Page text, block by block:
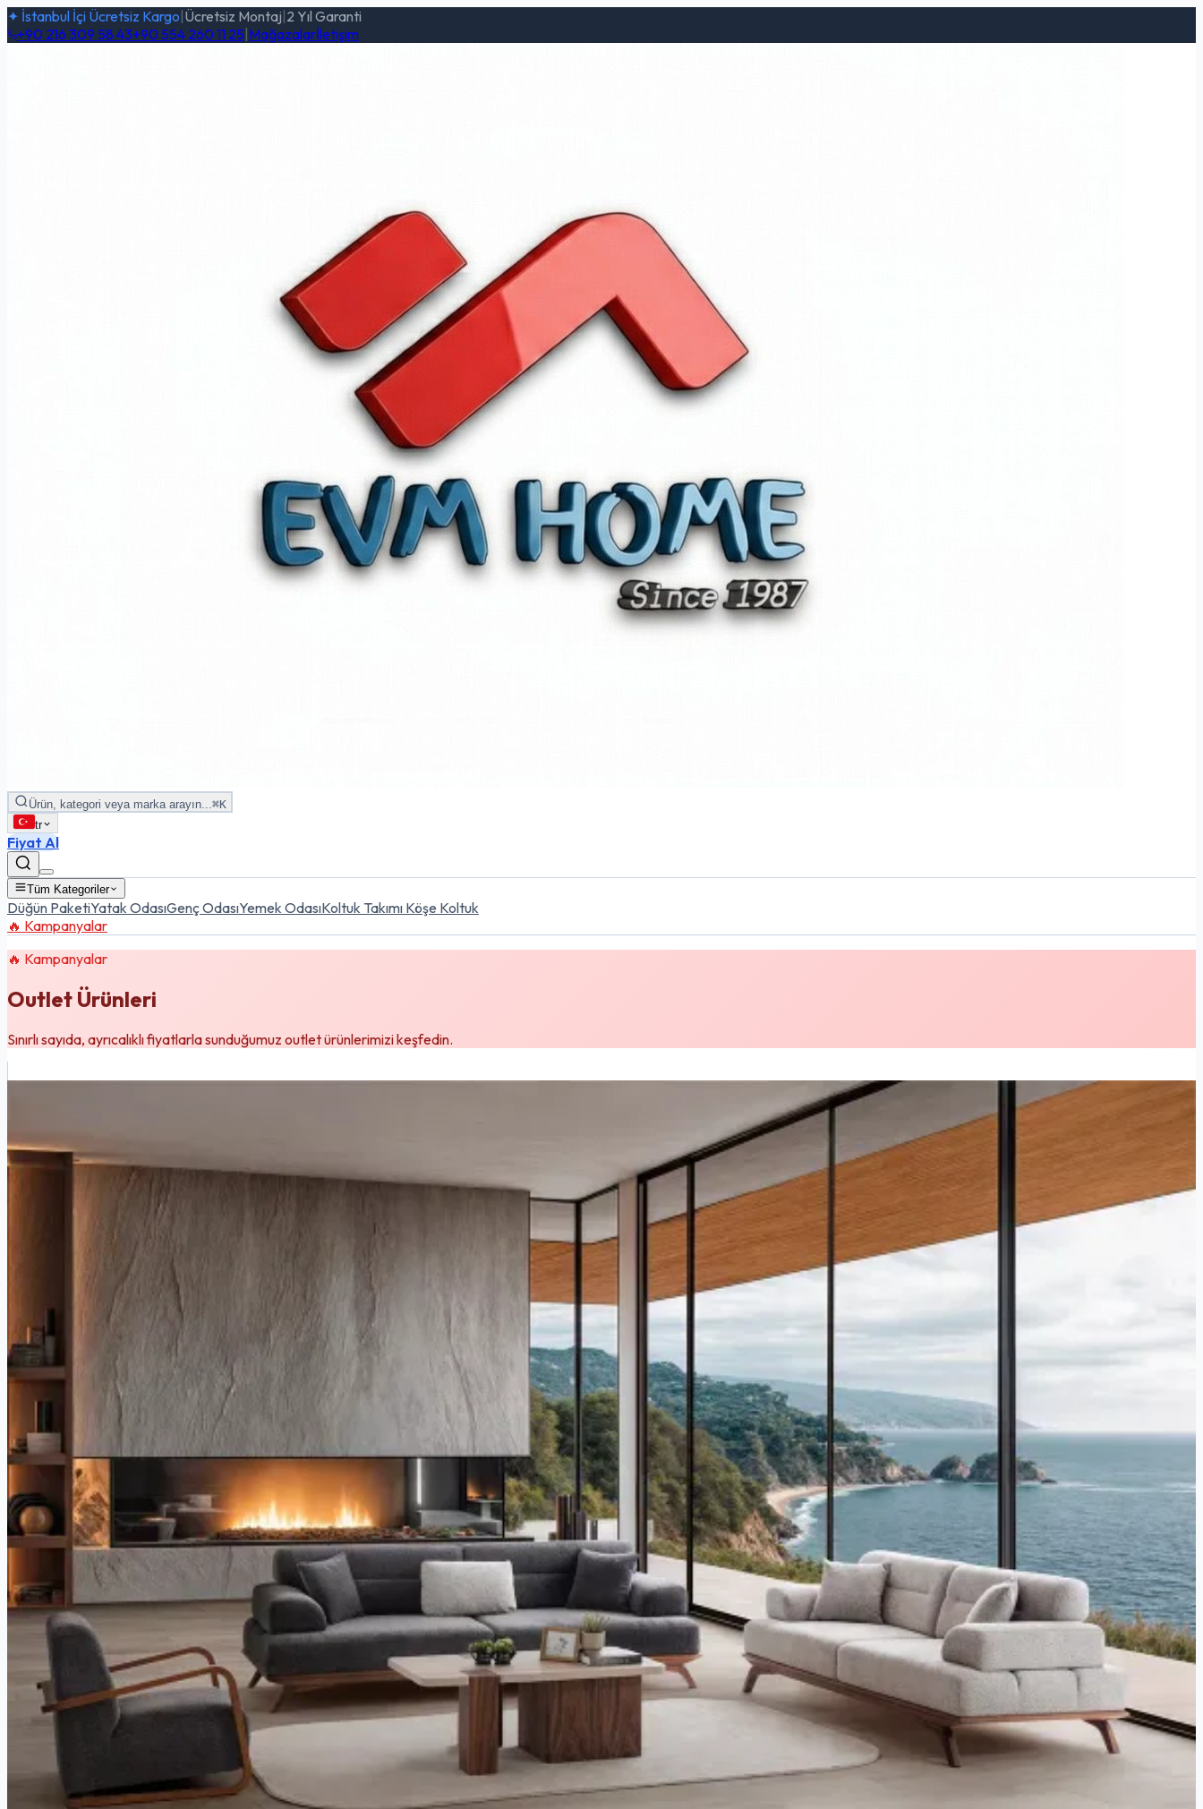
✦ İstanbul İçi Ücretsiz Kargo Ücretsiz Montaj 2 Yıl Garanti
+90 216 309 58 43+90 554 260 11 25 Mağazalarİletişim
Ürün, kategori veya marka arayın... ⌘K
tr
Fiyat Al
Tüm Kategoriler
Düğün PaketiYatak OdasıGenç OdasıYemek OdasıKoltuk Takımı Köşe Koltuk
🔥 Kampanyalar
🔥 Kampanyalar
Outlet Ürünleri
Sınırlı sayıda, ayrıcalıklı fiyatlarla sunduğumuz outlet ürünlerimizi keşfedin.